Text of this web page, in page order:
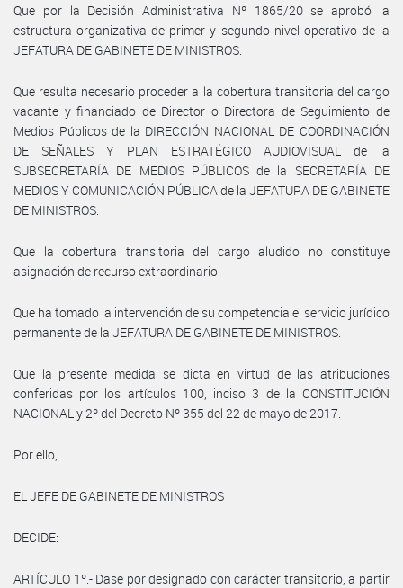
Que por la Decisión Administrativa Nº 1865/20 se aprobó la
estructura organizativa de primer y segundo nivel operativo de la
JEFATURA DE GABINETE DE MINISTROS.
Que resulta necesario proceder a la cobertura transitoria del cargo
vacante y financiado de Director o Directora de Seguimiento de
Medios Públicos de la DIRECCIÓN NACIONAL DE COORDINACIÓN
DE SEÑALES Y PLAN ESTRATÉGICO AUDIOVISUAL de la
SUBSECRETARÍA DE MEDIOS PÚBLICOS de la SECRETARÍA DE
MEDIOS Y COMUNICACIÓN PÚBLICA de la JEFATURA DE GABINETE
DE MINISTROS.
Que la cobertura transitoria del cargo aludido no constituye
asignación de recurso extraordinario.
Que ha tomado la intervención de su competencia el servicio jurídico
permanente de la JEFATURA DE GABINETE DE MINISTROS.
Que la presente medida se dicta en virtud de las atribuciones
conferidas por los artículos 100, inciso 3 de la CONSTITUCIÓN
NACIONAL y 2º del Decreto Nº 355 del 22 de mayo de 2017.
Por ello,
EL JEFE DE GABINETE DE MINISTROS
DECIDE:
ARTÍCULO 1º.- Dase por designado con carácter transitorio, a partir